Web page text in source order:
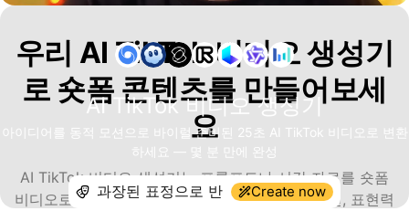
AI TikTok 비디오 생성기
아이디어를 동적 모션으로 바이럴 준비된 25초 AI TikTok 비디오로 변환
하세요 — 몇 분 만에 완성
Create now
우리 AI TikTok 비디오 생성기
로 숏폼 콘텐츠를 만들어보세
요
AI TikTok 비디오 생성기는 프롬프트나 시각 자료를 숏폼
비디오로 변환합니다 — 빠른 컷, 동적 카메라 모션, 표현력